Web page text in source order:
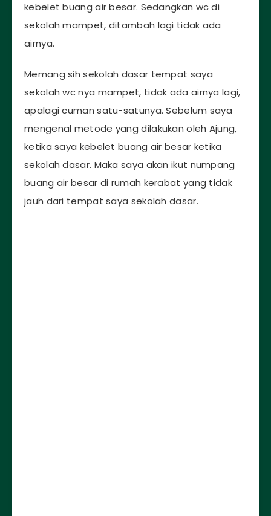
kebelet buang air besar. Sedangkan wc di
sekolah mampet, ditambah lagi tidak ada
airnya.
Memang sih sekolah dasar tempat saya
sekolah wc nya mampet, tidak ada airnya lagi,
apalagi cuman satu-satunya. Sebelum saya
mengenal metode yang dilakukan oleh Ajung,
ketika saya kebelet buang air besar ketika
sekolah dasar. Maka saya akan ikut numpang
buang air besar di rumah kerabat yang tidak
jauh dari tempat saya sekolah dasar.